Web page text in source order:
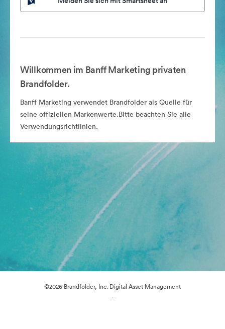
Willkommen im Banff Marketing privaten
Brandfolder.
Banff Marketing verwendet Brandfolder als Quelle für
seine offiziellen Markenwerte.Bitte beachten Sie alle
Verwendungsrichtlinien.
©2026 Brandfolder, Inc. Digital Asset Management
·